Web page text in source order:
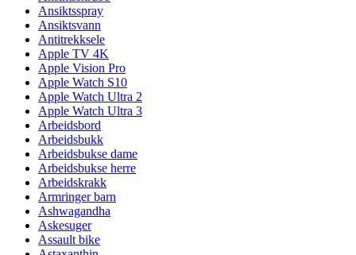
Ansiktsspray
Ansiktsvann
Antitrekksele
Apple TV 4K
Apple Vision Pro
Apple Watch S10
Apple Watch Ultra 2
Apple Watch Ultra 3
Arbeidsbord
Arbeidsbukk
Arbeidsbukse dame
Arbeidsbukse herre
Arbeidskrakk
Armringer barn
Ashwagandha
Askesuger
Assault bike